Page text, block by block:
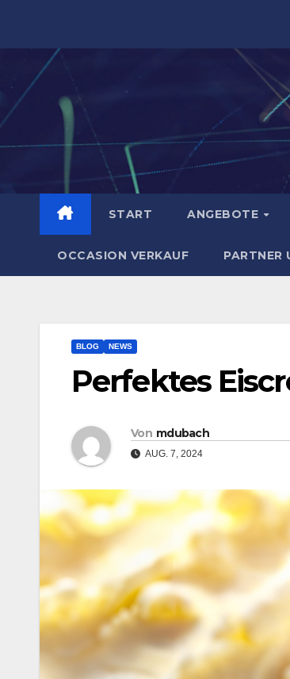
START ANGEBOTE
OCCASION VERKAUF PARTNER
BLOG NEWS
Perfektes
Von mdubach
AUG. 7, 2024